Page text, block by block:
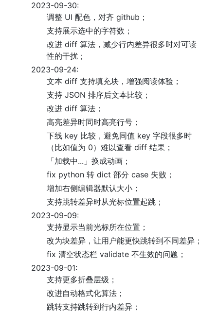
2023-09-30:
调整 UI 配色，对齐 github；
支持展示选中的字符数；
改进 diff 算法，减少行内差异很多时对可读
性的干扰；
2023-09-24:
文本 diff 支持填充块，增强阅读体验；
支持 JSON 排序后文本比较；
改进 diff 算法；
高亮差异时同时高亮行号；
下线 key 比较，避免同值 key 字段很多时
（比如值为 0）难以查看 diff 结果；
「加载中...」换成动画；
fix python 转 dict 部分 case 失败；
增加右侧编辑器默认大小；
支持跳转差异时从光标位置起跳；
2023-09-09:
支持显示当前光标所在位置；
改为块差异，让用户能更快跳转到不同差异；
fix 清空状态栏 validate 不生效的问题；
2023-09-01:
支持更多折叠层级；
改进自动格式化算法；
跳转支持跳转到行内差异；